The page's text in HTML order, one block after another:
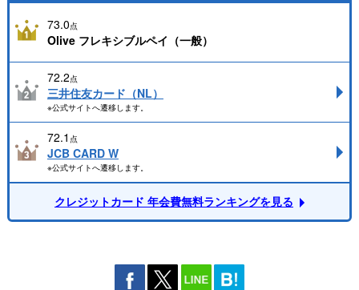
73.0点
Olive フレキシブルペイ（一般）
72.2点
三井住友カード（NL）
※公式サイトへ遷移します。
72.1 点
JCB CARD W
※公式サイトへ遷移します。
クレジットカード 年会費無料ランキングを見る